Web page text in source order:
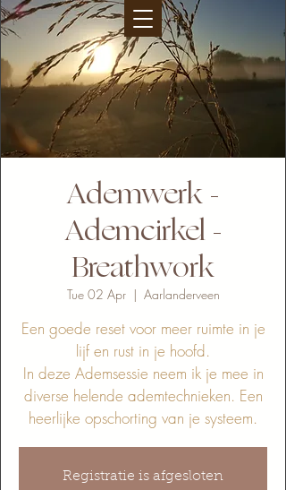
Ademwerk -
Ademcirkel -
Breathwork
Tue 02 Apr
  |
Aarlanderveen
Een goede reset voor meer ruimte in je
lijf en rust in je hoofd.
In deze Ademsessie neem ik je mee in
diverse helende ademtechnieken. Een
heerlijke opschorting van je systeem.
Registratie is afgesloten